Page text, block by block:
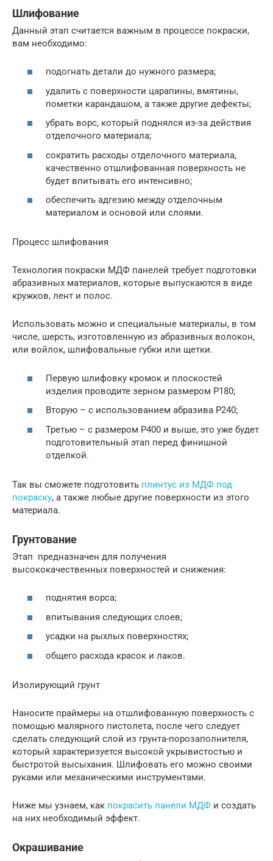
Шлифование
Данный этап считается важным в процессе покраски,
вам необходимо:
подогнать детали до нужного размера;
удалить с поверхности царапины, вмятины,
пометки карандашом, а также другие дефекты;
убрать ворс, который поднялся из-за действия
отделочного материала;
сократить расходы отделочного материала,
качественно отшлифованная поверхность не
будет впитывать его интенсивно;
обеспечить адгезию между отделочным
материалом и основой или слоями.
Процесс шлифования
Технология покраски МДФ панелей требует подготовки
абразивных материалов, которые выпускаются в виде
кружков, лент и полос.
Использовать можно и специальные материалы, в том
числе, шерсть, изготовленную из абразивных волокон,
или войлок, шлифовальные губки или щетки.
Первую шлифовку кромок и плоскостей
изделия проводите зерном размером Р180;
Вторую – с использованием абразива Р240;
Третью – с размером Р400 и выше, это уже будет
подготовительный этап перед финишной
отделкой.
Так вы сможете подготовить плинтус из МДФ под
покраску, а также любые другие поверхности из этого
материала.
Грунтование
Этап предназначен для получения
высококачественных поверхностей и снижения:
поднятия ворса;
впитывания следующих слоев;
усадки на рыхлых поверхностях;
общего расхода красок и лаков.
Изолирующий грунт
Наносите праймеры на отшлифованную поверхность с
помощью малярного пистолета, после чего следует
сделать следующий слой из грунта-порозаполнителя,
который характеризуется высокой укрывистостью и
быстротой высыхания. Шлифовать его можно своими
руками или механическими инструментами.
Ниже мы узнаем, как покрасить панели МДФ и создать
на них необходимый эффект.
Окрашивание